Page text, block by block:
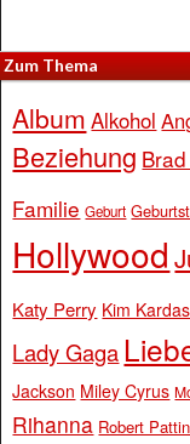
Zum Thema
Album Alkohol
Beziehung
Familie Geburt
Hollywood
Katy Perry Kim
Lady Gaga
Jackson Miley Cyrus
Rihanna Robert